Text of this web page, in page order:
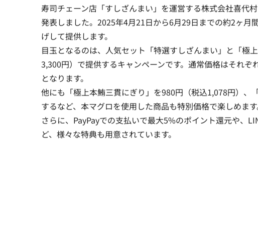
寿司チェーン店「すしざんまい」を運営する株式会社喜代
発表しました。2025年4月21日から6月29日までの約2ヶ
げして提供します。
目玉となるのは、人気セット「特選すしざんまい」と「極
3,300円）で提供するキャンペーンです。通常価格はそれ
となります。
他にも「極上本鮪三貫にぎり」を980円（税込1,078円）
するなど、本マグロを使用した商品も特別価格で楽しめます
さらに、PayPayでの支払いで最大5%のポイント還元や、
ど、様々な特典も用意されています。